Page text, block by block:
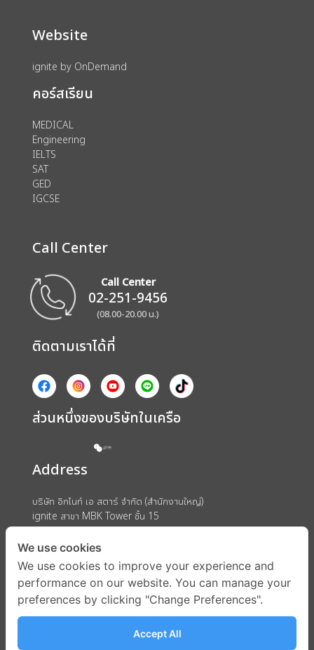
Website
ignite by OnDemand
คอร์สเรียน
MEDICAL
Engineering
IELTS
SAT
GED
IGCSE
Call Center
Call Center
02-251-9456
(08.00-20.00 น.)
ติดตามเราได้ที่
ส่วนหนึ่งของบริษัทในเครือ
Address
บริษัท อิกไนท์ เอ สตาร์ จำกัด (สำนักงานใหญ่)
ignite สาขา MBK Tower ชั้น 15
ถนนพญาไท แขวงวังใหม่ เขตปทุมวัน กรุงเทพมหานคร 10330
We use cookies
We use cookies to improve your experience and
performance on our website. You can manage your
preferences by clicking "Change Preferences".
Accept All